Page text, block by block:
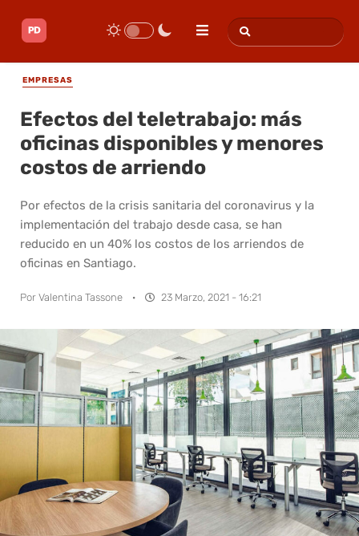
EMPRESAS
Efectos del teletrabajo: más
oficinas disponibles y menores
costos de arriendo
Por efectos de la crisis sanitaria del coronavirus y la
implementación del trabajo desde casa, se han
reducido en un 40% los costos de los arriendos de
oficinas en Santiago.
Por Valentina Tassone · 23 Marzo, 2021 - 16:21